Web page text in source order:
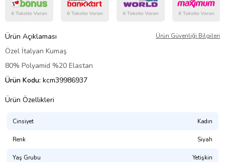
Ürün Açıklaması Ürün Güvenliği Bilgileri
Özel İtalyan Kumaş
80% Polyamid %20 Elastan
Ürün Kodu: kcm39986937
Ürün Özellikleri
Cinsiyet Kadın
Renk Siyah
Yaş Grubu Yetişkin